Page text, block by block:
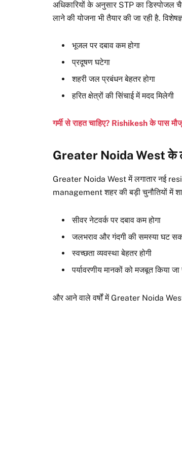
अधिकारियों के अनुसार STP का डिस्पोजल
लाने की योजना भी तैयार की जा रही है.
भूजल पर दबाव कम होगा
प्रदूषण घटेगा
शहरी जल प्रबंधन बेहतर होगा
हरित क्षेत्रों की सिंचाई में मदद मिलेगी
गर्मी से राहत चाहिए? Rishikesh के
Greater Noida West के
Greater Noida West में लगातार नई
management शहर की बड़ी चुनौतियों में
सीवर नेटवर्क पर दबाव कम होगा
जलभराव और गंदगी की समस्या घट
स्वच्छता व्यवस्था बेहतर होगी
पर्यावरणीय मानकों को मजबूत किया
और आने वाले वर्षों में Greater Noida